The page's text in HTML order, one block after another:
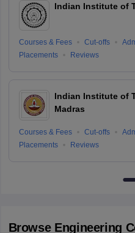
Indian Institute of
Courses & Fees Cut-offs
Placements
Reviews
Indian Institute of
Madras
Courses & Fees Cut-offs
Placements
Reviews
Browse Engineering